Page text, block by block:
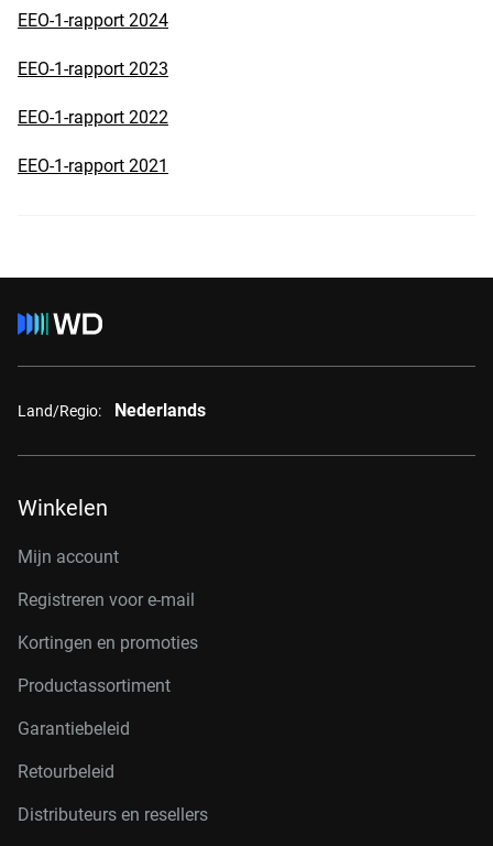
EEO-1-rapport 2024
EEO-1-rapport 2023
EEO-1-rapport 2022
EEO-1-rapport 2021
Land/Regio: Nederlands
Winkelen
Mijn account
Registreren voor e-mail
Kortingen en promoties
Productassortiment
Garantiebeleid
Retourbeleid
Distributeurs en resellers